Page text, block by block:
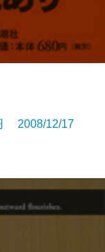
2008/12/17